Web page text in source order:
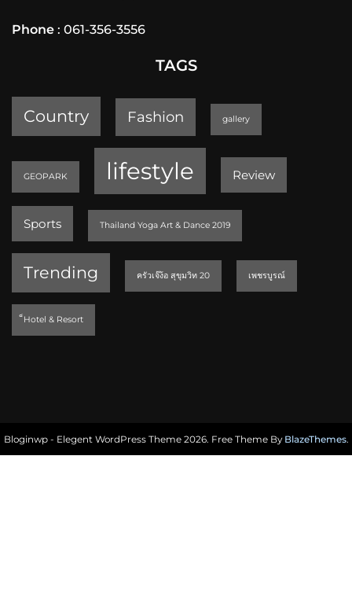
Phone : 061-356-3556
TAGS
Country Fashion gallery
GEOPARK lifestyle Review
Sports Thailand Yoga Art & Dance 2019
Trending ครัวเจ๊ง้อ สุขุมวิท 20 เพชรบูรณ์
็Hotel & Resort
Bloginwp - Elegent WordPress Theme 2026. Free Theme By BlazeThemes.